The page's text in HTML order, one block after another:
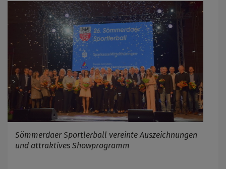
Sömmerdaer Sportlerball vereinte Auszeichnungen
und attraktives Showprogramm